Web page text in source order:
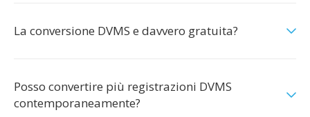
La conversione DVMS e davvero gratuita?
Posso convertire più registrazioni DVMS
contemporaneamente?